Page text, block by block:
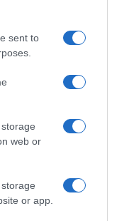
sent to
web or
or app.
semana dos hotéis